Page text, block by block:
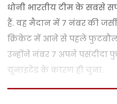
धोनी भारतीय टीम के सबसे
हैं. वह मैदान में 7 नंबर की
क्रिकेट में आने से पहले
उन्होंने नंबर 7 अपने
यूनाइटेड के कारण ही चुना.